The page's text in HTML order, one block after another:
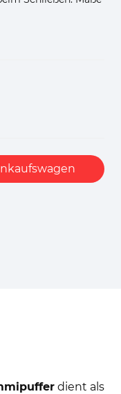
dient als